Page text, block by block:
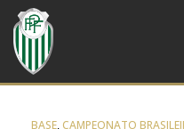
BASE,CAMPEONATO